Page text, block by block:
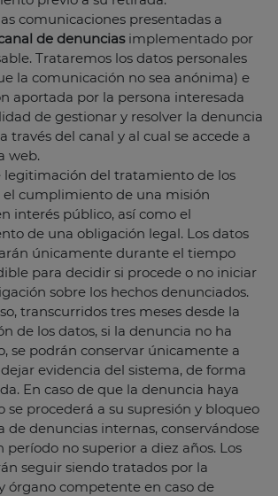
comunicaciones presentadas a
de denunciasimplementado por
Trataremos los datos personales
la comunicación no sea anónima) e
aportada por la persona interesada
de gestionar y resolver la denuncia
través del canal y al cual se accede a
web.
legitimación del tratamiento de los
el cumplimiento de una misión
interés público, así como el
de una obligación legal. Los datos
únicamente durante el tiempo
para decidir si procede o no iniciar
sobre los hechos denunciados.
transcurridos tres meses desde la
de los datos, si la denuncia no ha
se podrán conservar únicamente a
evidencia del sistema, de forma
En caso de que la denuncia haya
se procederá a su supresión y bloqueo
de denuncias internas, conservándose
no superior a diez años. Los
seguir siendo tratados por la
órgano competente en caso de